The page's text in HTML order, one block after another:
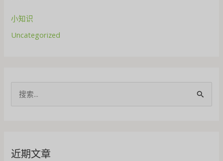
小知识
Uncategorized
近期文章